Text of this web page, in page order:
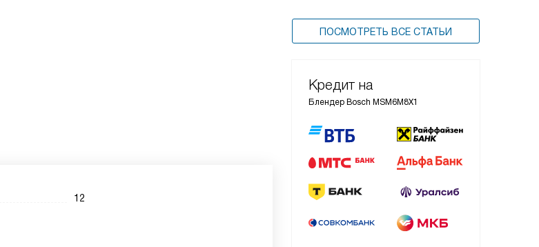
ПОСМОТРЕТЬ ВСЕ СТАТЬИ
Кредит на
Блендер Bosch MSM6M8X1
12